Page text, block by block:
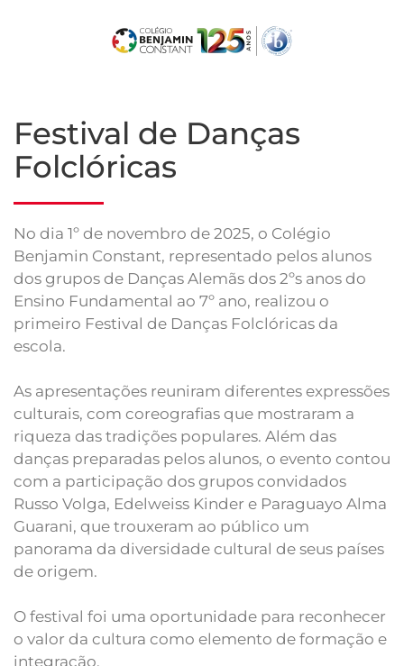
content
Festival de Danças
Folclóricas
No dia 1º de novembro de 2025, o Colégio
Benjamin Constant, representado pelos alunos
dos grupos de Danças Alemãs dos 2ºs anos do
Ensino Fundamental ao 7º ano, realizou o
primeiro Festival de Danças Folclóricas da
escola.
As apresentações reuniram diferentes expressões
culturais, com coreografias que mostraram a
riqueza das tradições populares. Além das
danças preparadas pelos alunos, o evento contou
com a participação dos grupos convidados
Russo Volga, Edelweiss Kinder e Paraguayo Alma
Guarani, que trouxeram ao público um
panorama da diversidade cultural de seus países
de origem.
O festival foi uma oportunidade para reconhecer
o valor da cultura como elemento de formação e
integração.